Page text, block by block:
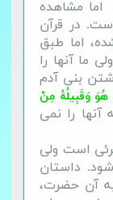
مشاهده
در قرآن
اما طبق
ما آنها را
بنی آدم
هُوَ وَقَبِیلُهُ مِنْ
آنها را نمی
است ولی
داستان
آن حضرت،